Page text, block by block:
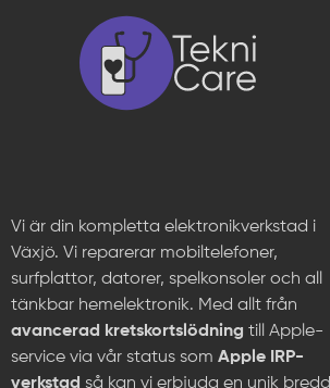
Vi är din kompletta elektronikverkstad i
Växjö. Vi reparerar mobiltelefoner,
surfplattor, datorer, spelkonsoler och all
tänkbar hemelektronik. Med allt från
avancerad kretskortslödning till Apple-
service via vår status som Apple IRP-
verkstad så kan vi erbjuda en unik bredd